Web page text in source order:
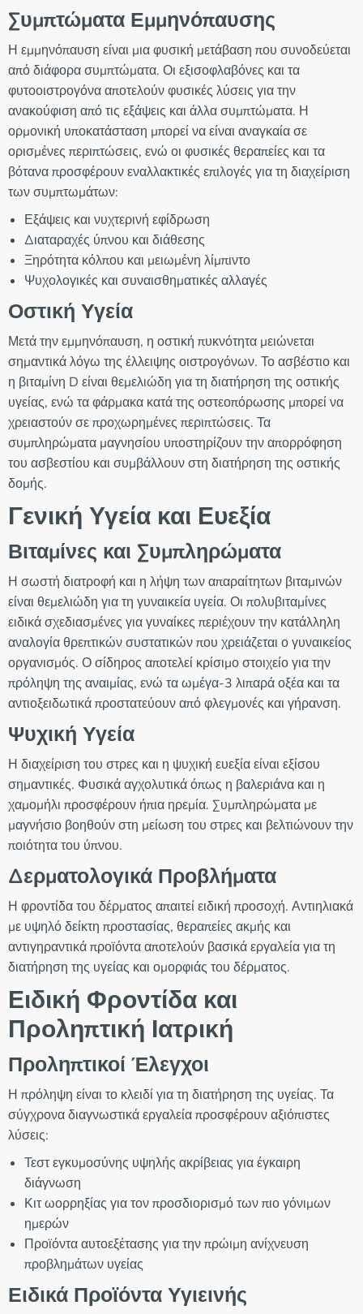
Συμπτώματα Εμμηνόπαυσης
Η εμμηνόπαυση είναι μια φυσική μετάβαση που συνοδεύεται
από διάφορα συμπτώματα. Οι εξισοφλαβόνες και τα
φυτοοιστρογόνα αποτελούν φυσικές λύσεις για την
ανακούφιση από τις εξάψεις και άλλα συμπτώματα. Η
ορμονική υποκατάσταση μπορεί να είναι αναγκαία σε
ορισμένες περιπτώσεις, ενώ οι φυσικές θεραπείες και τα
βότανα προσφέρουν εναλλακτικές επιλογές για τη διαχείριση
των συμπτωμάτων:
Εξάψεις και νυχτερινή εφίδρωση
Διαταραχές ύπνου και διάθεσης
Ξηρότητα κόλπου και μειωμένη λίμπιντο
Ψυχολογικές και συναισθηματικές αλλαγές
Οστική Υγεία
Μετά την εμμηνόπαυση, η οστική πυκνότητα μειώνεται
σημαντικά λόγω της έλλειψης οιστρογόνων. Το ασβέστιο και
η βιταμίνη D είναι θεμελιώδη για τη διατήρηση της οστικής
υγείας, ενώ τα φάρμακα κατά της οστεοπόρωσης μπορεί να
χρειαστούν σε προχωρημένες περιπτώσεις. Τα
συμπληρώματα μαγνησίου υποστηρίζουν την απορρόφηση
του ασβεστίου και συμβάλλουν στη διατήρηση της οστικής
δομής.
Γενική Υγεία και Ευεξία
Βιταμίνες και Συμπληρώματα
Η σωστή διατροφή και η λήψη των απαραίτητων βιταμινών
είναι θεμελιώδη για τη γυναικεία υγεία. Οι πολυβιταμίνες
ειδικά σχεδιασμένες για γυναίκες περιέχουν την κατάλληλη
αναλογία θρεπτικών συστατικών που χρειάζεται ο γυναικείος
οργανισμός. Ο σίδηρος αποτελεί κρίσιμο στοιχείο για την
πρόληψη της αναιμίας, ενώ τα ωμέγα-3 λιπαρά οξέα και τα
αντιοξειδωτικά προστατεύουν από φλεγμονές και γήρανση.
Ψυχική Υγεία
Η διαχείριση του στρες και η ψυχική ευεξία είναι εξίσου
σημαντικές. Φυσικά αγχολυτικά όπως η βαλεριάνα και η
χαμομήλι προσφέρουν ήπια ηρεμία. Συμπληρώματα με
μαγνήσιο βοηθούν στη μείωση του στρες και βελτιώνουν την
ποιότητα του ύπνου.
Δερματολογικά Προβλήματα
Η φροντίδα του δέρματος απαιτεί ειδική προσοχή. Αντιηλιακά
με υψηλό δείκτη προστασίας, θεραπείες ακμής και
αντιγηραντικά προϊόντα αποτελούν βασικά εργαλεία για τη
διατήρηση της υγείας και ομορφιάς του δέρματος.
Ειδική Φροντίδα και
Προληπτική Ιατρική
Προληπτικοί Έλεγχοι
Η πρόληψη είναι το κλειδί για τη διατήρηση της υγείας. Τα
σύγχρονα διαγνωστικά εργαλεία προσφέρουν αξιόπιστες
λύσεις:
Τεστ εγκυμοσύνης υψηλής ακρίβειας για έγκαιρη
διάγνωση
Κιτ ωορρηξίας για τον προσδιορισμό των πιο γόνιμων
ημερών
Προϊόντα αυτοεξέτασης για την πρώιμη ανίχνευση
προβλημάτων υγείας
Ειδικά Προϊόντα Υγιεινής